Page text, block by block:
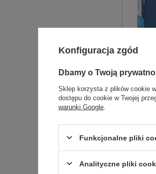
Konfiguracja zgód
Dbamy o Twoją
Sklep korzysta z plików cookie
dostępu do cookie w Twojej
warunki Google
Funkcjonalne pliki
Analityczne pliki